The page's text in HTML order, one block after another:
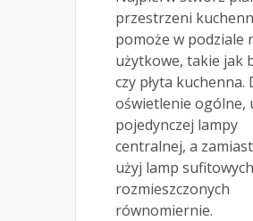
przestrzeni
pomoże w podziale
użytkowe, takie jak
czy płyta kuchenna.
oświetlenie ogólne,
pojedynczej lampy
centralnej, a
użyj lamp sufitowych
rozmieszczonych
równomiernie.